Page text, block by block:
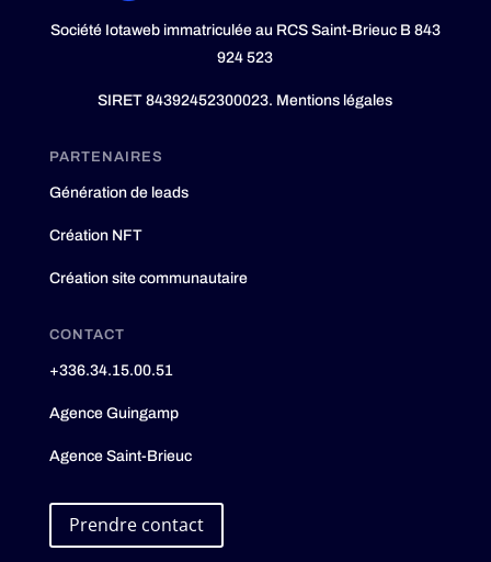
Société Iotaweb immatriculée au RCS Saint-Brieuc B 843
924 523
SIRET 84392452300023. Mentions légales
PARTENAIRES
Génération de leads
Création NFT
Création site communautaire
CONTACT
+336.34.15.00.51
Agence Guingamp
Agence Saint-Brieuc
Prendre contact